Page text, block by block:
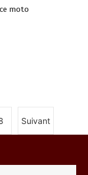
moto
Suivant
l’assurance